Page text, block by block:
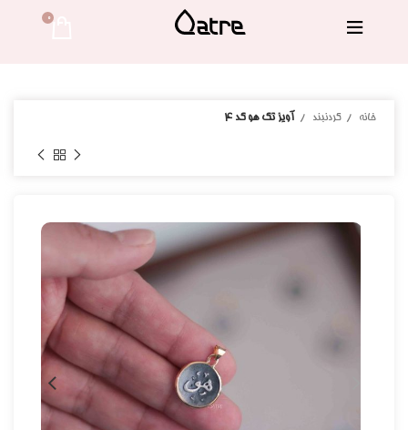
0
خانه گردنبند آویز تک هو کد ۴